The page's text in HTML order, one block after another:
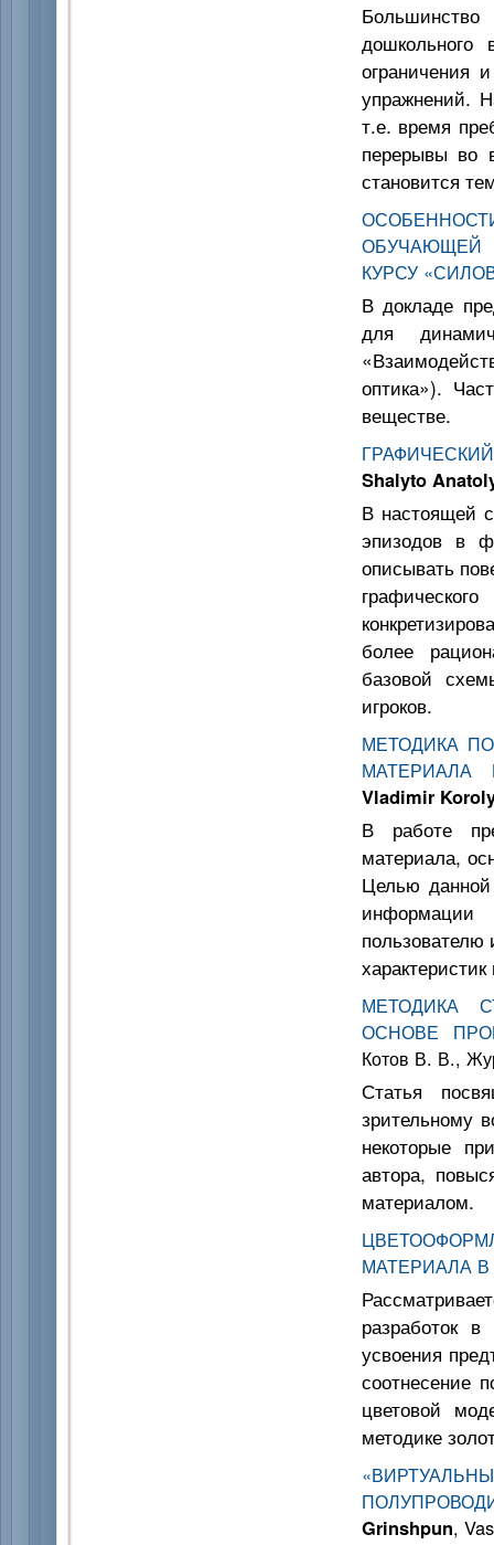
дошкольного
ограничения
упражнений.
т.е. время
перерывы во
становится
ОБУЧАЮЩЕЙ
КУРСУ
В докладе
для
оптика»).
веществе.
Shalyto
В настоящей
эпизодов в
описывать
более
базовой
игроков.
МЕТОДИКА
МАТЕРИАЛА
Vladimir
В работе
материала,
Целью
МЕТОДИКА
ОСНОВЕ
Котов В. В.,
Статья
зрительному
некоторые
автора,
материалом.
МАТЕРИАЛА
разработок
усвоения
соотнесение
цветовой
методике
Grinshpun,